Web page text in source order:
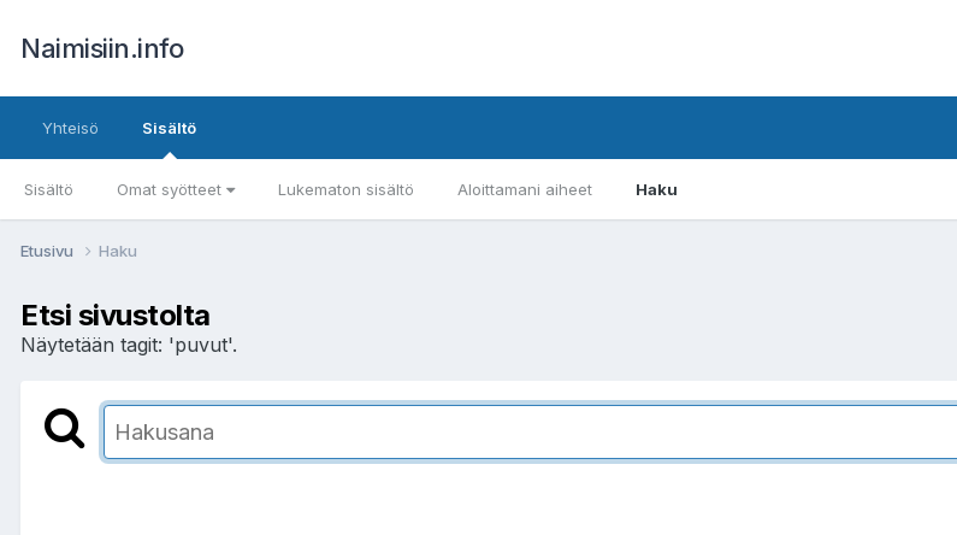
Naimisiin.info
Yhteisö Sisältö
Sisältö Omat syötteet Lukematon sisältö Aloittamani aiheet Haku
Etusivu Haku
Etsi sivustolta
Näytetään tagit: 'puvut'.